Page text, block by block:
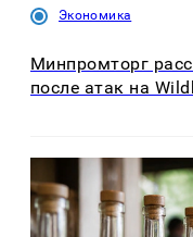
Экономика
Минпромторг
после атак на